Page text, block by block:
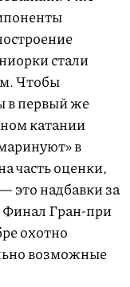
стали
Чтобы
в первый же
катании
в
часть оценки,
это надбавки за
Финал Гран-при
охотно
возможные